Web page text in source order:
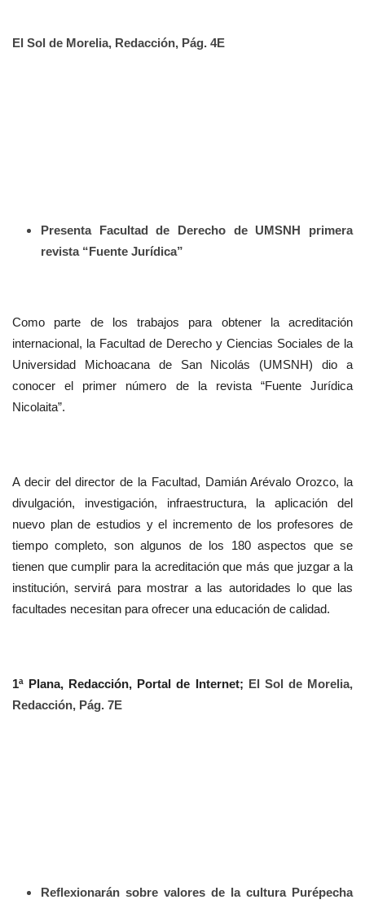
El Sol de Morelia, Redacción, Pág. 4E
Presenta Facultad de Derecho de UMSNH primera
revista “Fuente Jurídica”
Como parte de los trabajos para obtener la acreditación
internacional, la Facultad de Derecho y Ciencias Sociales de la
Universidad Michoacana de San Nicolás (UMSNH) dio a
conocer el primer número de la revista “Fuente Jurídica
Nicolaita”.
A decir del director de la Facultad, Damián Arévalo Orozco, la
divulgación, investigación, infraestructura, la aplicación del
nuevo plan de estudios y el incremento de los profesores de
tiempo completo, son algunos de los 180 aspectos que se
tienen que cumplir para la acreditación que más que juzgar a la
institución, servirá para mostrar a las autoridades lo que las
facultades necesitan para ofrecer una educación de calidad.
1ª Plana, Redacción, Portal de Internet; El Sol de Morelia,
Redacción, Pág. 7E
Reflexionarán sobre valores de la cultura Purépecha